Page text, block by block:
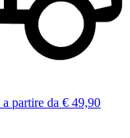
a partire da € 49,90